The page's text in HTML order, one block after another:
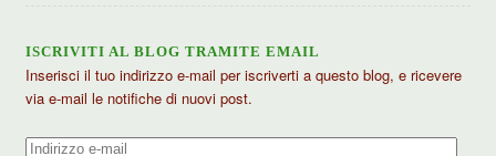
ISCRIVITI AL BLOG TRAMITE EMAIL
Inserisci il tuo indirizzo e-mail per iscriverti a questo blog, e ricevere
via e-mail le notifiche di nuovi post.
Indirizzo